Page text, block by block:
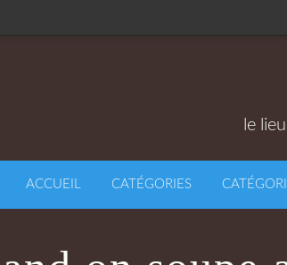
le
ACCUEIL CATÉGORIES